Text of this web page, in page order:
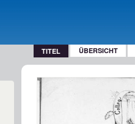
TITEL ÜBERSICHT